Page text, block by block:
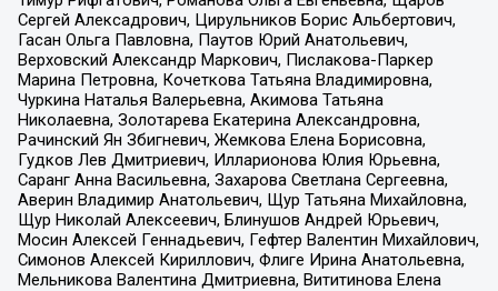
Сергей Алексадрович, Цирульников Борис Альбертович,
Гасан Ольга Павловна, Паутов Юрий Анатольевич,
Верховский Александр Маркович, Пислакова-Паркер
Марина Петровна, Кочеткова Татьяна Владимировна,
Чуркина Наталья Валерьевна, Акимова Татьяна
Николаевна, Золотарева Екатерина Александровна,
Рачинский Ян Збигневич, Жемкова Елена Борисовна,
Гудков Лев Дмитриевич, Илларионова Юлия Юрьевна,
Саранг Анна Васильевна, Захарова Светлана Сергеевна,
Аверин Владимир Анатольевич, Щур Татьяна Михайловна,
Щур Николай Алексеевич, Блинушов Андрей Юрьевич,
Мосин Алексей Геннадьевич, Гефтер Валентин Михайлович,
Симонов Алексей Кириллович, Флиге Ирина Анатольевна,
Мельникова Валентина Дмитриевна, Вититинова Елена